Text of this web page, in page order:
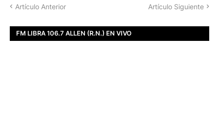
Artículo Anterior Artículo Siguiente
FM LIBRA 106.7 ALLEN (R.N.) EN VIVO